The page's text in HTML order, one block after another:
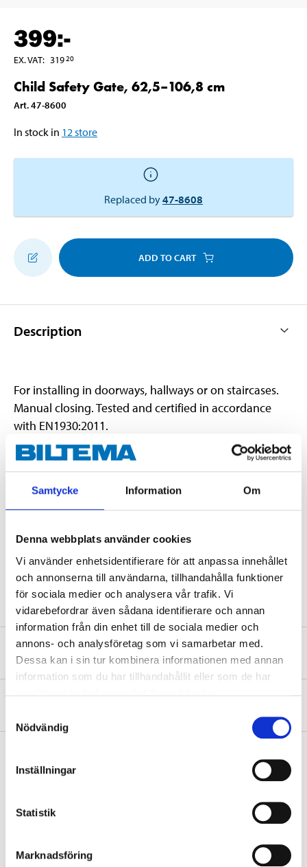
Samtycke Information Om
Denna webbplats använder cookies
Vi använder enhetsidentifierare för att anpassa innehållet
och annonserna till användarna, tillhandahålla funktioner
för sociala medier och analysera vår trafik. Vi
vidarebefordrar även sådana identifierare och annan
information från din enhet till de sociala medier och
annons- och analysföretag som vi samarbetar med.
Dessa kan i sin tur kombinera informationen med annan
information som du har tillhandahållit eller som de har
Nödvändig
Inställningar
Statistik
Marknadsföring
399:-
EX. VAT: 31920
Child Safety Gate, 62,5–106,8 cm
Art.47-8600
In stock in 12 store
Replaced by47-8608
ADD TO CART
Description
For installing in doorways, hallways or on staircases.
Manual closing. Tested and certified in accordance
with EN1930:2011.
Height
69 cm
powder-coated tubular
steel
Safety instructions and other information
Pay & Collect in your local store within 2 hours! For more information